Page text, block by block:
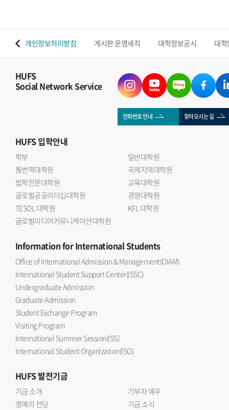
개인정보처리방침 게시판 운영세칙 대학정보공시 대
HUFS
Social Network Service
전화번호 안내 찾아오시는 길
HUFS입학안내
학부
일반대학원
통번역대학원
국제지역대학원
법학전문대학원
교육대학원
글로벌공공리더십대학원
경영대학원
TESOL 대학원
KFL 대학원
글로벌미디어커뮤니케이션대학원
Informationfor International Students
Office of International Admission & Management(OIAM)
International Student Support Center(ISSC)
Undergraduate Admission
Graduate Admission
Student Exchange Program
Visiting Program
International Summer Session(ISS)
International Student Organization(ISO)
HUFS발전기금
기금 소개
기부자 예우
명예의 전당
기금 소식